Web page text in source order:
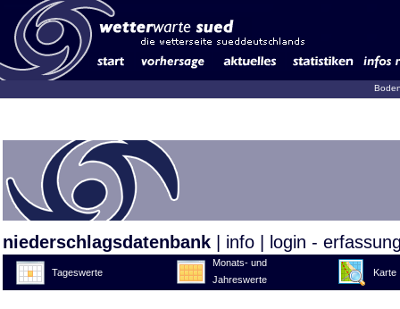
niederschlagsdatenbank info login -
Tageswerte
Monats- und
Jahreswerte
Karte